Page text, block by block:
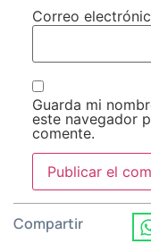
Correo
Guarda mi
este navegador
comente.
Compartir